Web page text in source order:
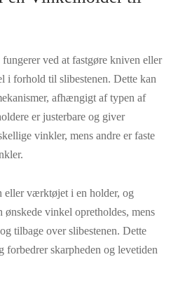
fungerer ved at fastgøre kniven eller
i forhold til slibestenen. Dette kan
afhængigt af typen af
er justerbare og giver
vinkler, mens andre er faste
eller værktøjet i en holder, og
ønskede vinkel opretholdes, mens
tilbage over slibestenen. Dette
forbedrer skarpheden og levetiden